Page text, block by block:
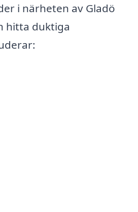
i närheten av Gladö
hitta duktiga